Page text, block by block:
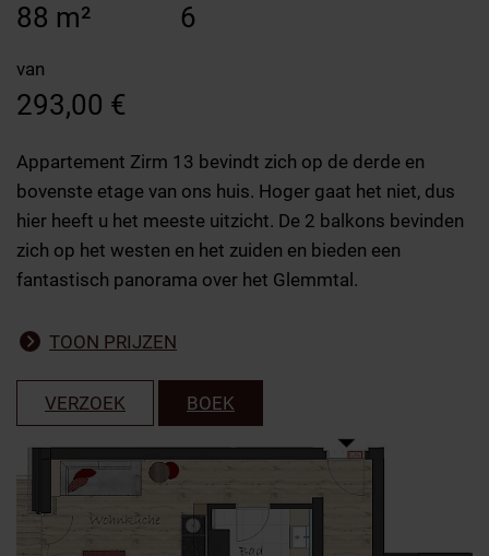
88 m² 6
van
293,00 €
Appartement Zirm 13 bevindt zich op de derde en
bovenste etage van ons huis. Hoger gaat het niet, dus
hier heeft u het meeste uitzicht. De 2 balkons bevinden
zich op het westen en het zuiden en bieden een
fantastisch panorama over het Glemmtal.
TOON PRIJZEN
VERZOEK BOEK